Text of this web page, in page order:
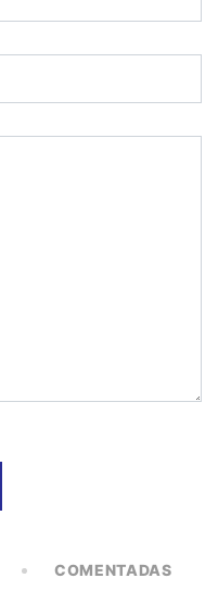
COMENTADAS